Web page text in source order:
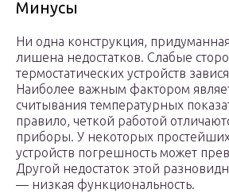
Минусы
Ни одна конструкция,
лишена недостатков. Слабые
термостатических устройств
Наиболее важным фактором
считывания температурных
правило, четкой работой
приборы. У некоторых
устройств погрешность может
Другой недостаток этой
— низкая функциональность.